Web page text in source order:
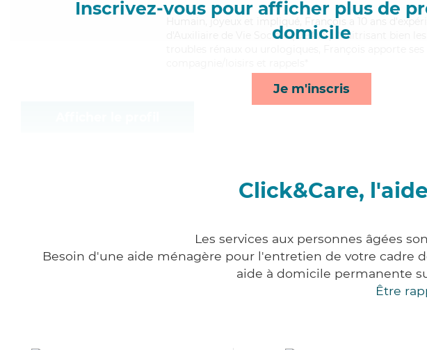
Inscrivez-vous pour afficher plus de
domicile
Je m'inscris
, joyeux et impliqué, François a 10 ans
d'Auxiliaire de Vie Sociale (DEAVS). Maitrisant bien
Click&Care,
Les services aux personnes âgées
Besoin d'une aide ménagère pour l'entretien de votre cadre
aide à domicile permanente
Être